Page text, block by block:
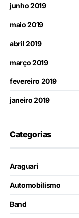
junho 2019
maio 2019
abril 2019
março 2019
fevereiro 2019
janeiro 2019
Categorias
Araguari
Automobilismo
Band